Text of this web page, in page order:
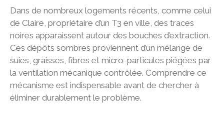
Dans de nombreux logements récents, comme celui
de Claire, propriétaire d’un T3 en ville, des traces
noires apparaissent autour des bouches d’extraction.
Ces dépôts sombres proviennent d’un mélange de
suies, graisses, fibres et micro-particules piégées par
la ventilation mécanique contrôlée. Comprendre ce
mécanisme est indispensable avant de chercher à
éliminer durablement le problème.